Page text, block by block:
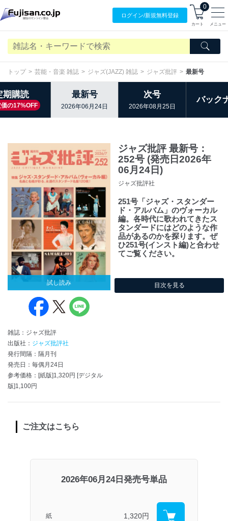
ログイン/新規無料登録
0
カート メニュー
トップ 芸能・音楽 雑誌 ジャズ(JAZZ) 雑誌 ジャズ批評 最新号
期購読
の17%OFF
最新号
2026年06月24日
次号
2026年08月25日
バック
試し読み
雑誌：ジャズ批評
出版社： ジャズ批評社
発行間隔：隔月刊
発売日：毎偶月24日
参考価格：[紙版]1,320円 [デジタル
版]1,100円
ジャズ批評 最新号：
252号 (発売日2026年
06月24日)
ジャズ批評社
251号「ジャズ・スタンダー
ド・アルバム」のヴォーカル
編。各時代に歌われてきたス
タンダードにはどのような作
品があるのかを探ります。ぜ
ひ251号(インスト編)と合わせ
てご覧ください。
目次を見る
ご注文はこちら
2026年06月24日発売号単品
紙 1,320円